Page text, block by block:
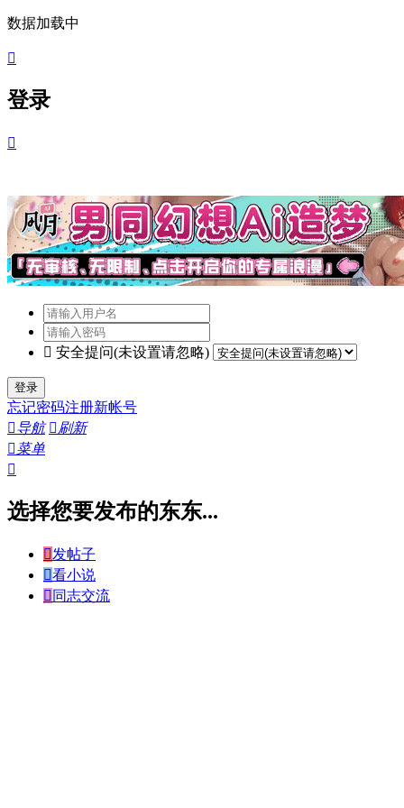
数据加载中

登录

 安全提问(未设置请忽略)
登录
忘记密码注册新帐号
导航 刷新
菜单

选择您要发布的东东...
发帖子
看小说
 同志交流